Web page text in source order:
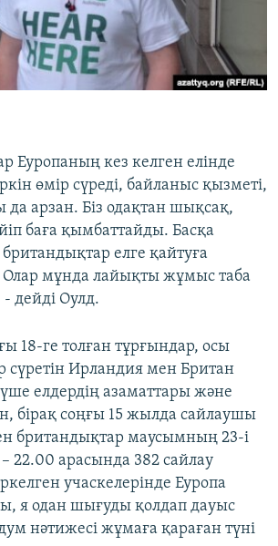
Еуропаның кез келген елінде
өмір сүреді, байланыс қызметі,
арзан. Біз одақтан шықсақ,
баға қымбаттайды. Басқа
елге қайтуға
мұнда лайықты жұмыс таба
дейді Оулд.
18-ге толған тұрғындар, осы
сүретін Ирландия мен Британ
елдердің азаматтары және
бірақ соңғы 15 жылда сайлаушы
британдықтар маусымның 23-і
– 22.00 арасында 382 сайлау
учаскелерінде Еуропа
я одан шығуды қолдап дауыс
нәтижесі жұмаға қараған түні